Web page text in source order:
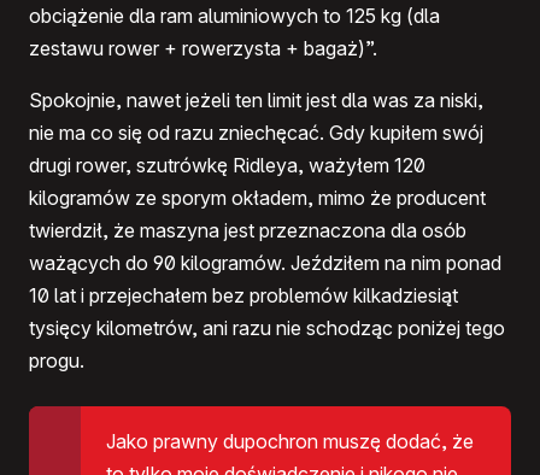
obciążenie dla ram aluminiowych to 125 kg (dla
zestawu rower + rowerzysta + bagaż)”.
Spokojnie, nawet jeżeli ten limit jest dla was za niski,
nie ma co się od razu zniechęcać. Gdy kupiłem swój
drugi rower, szutrówkę Ridleya, ważyłem 120
kilogramów ze sporym okładem, mimo że producent
twierdził, że maszyna jest przeznaczona dla osób
ważących do 90 kilogramów. Jeździłem na nim ponad
10 lat i przejechałem bez problemów kilkadziesiąt
tysięcy kilometrów, ani razu nie schodząc poniżej tego
progu.
Jako prawny dupochron muszę dodać, że